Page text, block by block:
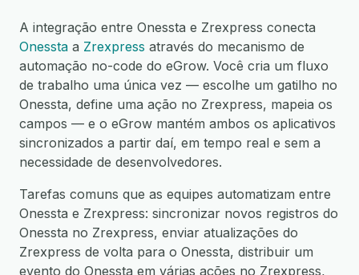
A integração entre Onessta e Zrexpress conecta
Onessta a Zrexpress através do mecanismo de
automação no-code do eGrow. Você cria um fluxo
de trabalho uma única vez — escolhe um gatilho no
Onessta, define uma ação no Zrexpress, mapeia os
campos — e o eGrow mantém ambos os aplicativos
sincronizados a partir daí, em tempo real e sem a
necessidade de desenvolvedores.
Tarefas comuns que as equipes automatizam entre
Onessta e Zrexpress: sincronizar novos registros do
Onessta no Zrexpress, enviar atualizações do
Zrexpress de volta para o Onessta, distribuir um
evento do Onessta em várias ações no Zrexpress,